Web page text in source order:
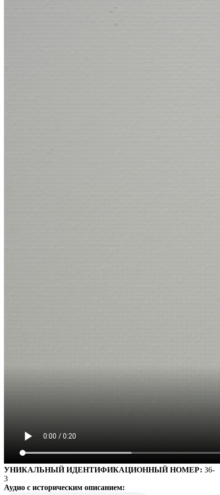
УНИКАЛЬНЫЙ ИДЕНТИФИКАЦИОННЫЙ НОМЕР: 36-
3
Аудио с историческим описанием: